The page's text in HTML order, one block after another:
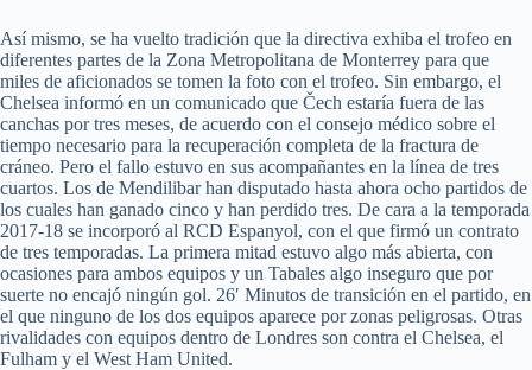
Así mismo, se ha vuelto tradición que la directiva exhiba el trofeo en
diferentes partes de la Zona Metropolitana de Monterrey para que
miles de aficionados se tomen la foto con el trofeo. Sin embargo, el
Chelsea informó en un comunicado que Čech estaría fuera de las
canchas por tres meses, de acuerdo con el consejo médico sobre el
tiempo necesario para la recuperación completa de la fractura de
cráneo. Pero el fallo estuvo en sus acompañantes en la línea de tres
cuartos. Los de Mendilibar han disputado hasta ahora ocho partidos de
los cuales han ganado cinco y han perdido tres. De cara a la temporada
2017-18 se incorporó al RCD Espanyol, con el que firmó un contrato
de tres temporadas. La primera mitad estuvo algo más abierta, con
ocasiones para ambos equipos y un Tabales algo inseguro que por
suerte no encajó ningún gol. 26′ Minutos de transición en el partido, en
el que ninguno de los dos equipos aparece por zonas peligrosas. Otras
rivalidades con equipos dentro de Londres son contra el Chelsea, el
Fulham y el West Ham United.